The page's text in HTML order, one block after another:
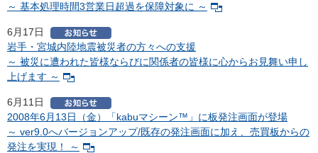
～ 基本処理時間3営業日超過を保障対象に ～
6月17日
岩手・宮城内陸地震被災者の方々への支援
～ 被災に遭われた皆様ならびに関係者の皆様に心からお見舞い申し
上げます ～
6月11日
2008年6月13日（金）「kabuマシーン™」に板発注画面が登場
～ ver9.0へバージョンアップ/既存の発注画面に加え、売買板からの
発注を実現！ ～